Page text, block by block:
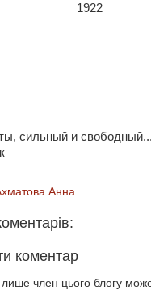
1922
сильный и
Анна
коментар
член цього блогу